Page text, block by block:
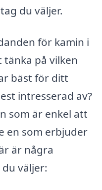
du väljer.
för kamin i
tänka på vilken
bäst för ditt
intresserad av?
som är enkel att
en som erbjuder
är några
väljer: